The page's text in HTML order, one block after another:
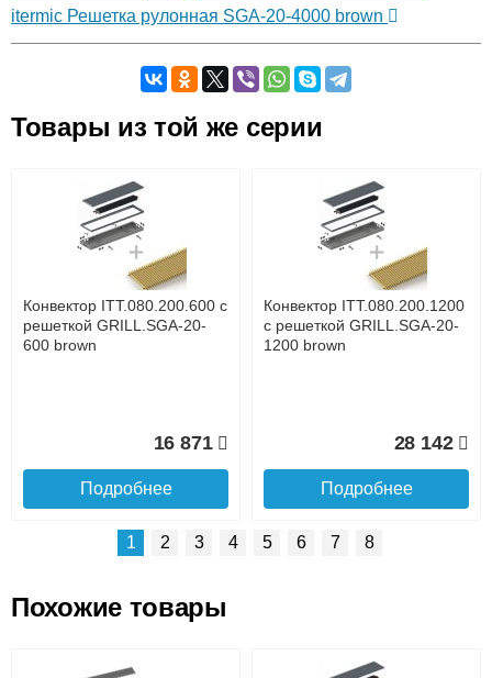
itermic Решетка рулонная SGA-20-4000 brown
Оставьте отзыв
Доставка сантехники по Москве и Московской области
Наличный расчёт
Банковской картой на сайте в режиме реального
времени
Банковской картой при получении товара как при
доставке, так и самовывозом
Интернет-деньгами (Yandex-деньги, Web-money,
Qiwi-кошельки и другие).
Безналичный расчёт (возможно и с НДС)
Товары из той же серии
Конвектор ITT.080.200.600 с
решеткой GRILL.SGA-20-
600 brown
16 871
Подробнее
Конвектор ITT.080.200.1200
с решеткой GRILL.SGA-20-
1200 brown
28 142
Подробнее
Конвектор ITT.080.200.1300 Конвектор ITT.080.200.1000
1 2 3 4 5 6 7 8
Похожие товары